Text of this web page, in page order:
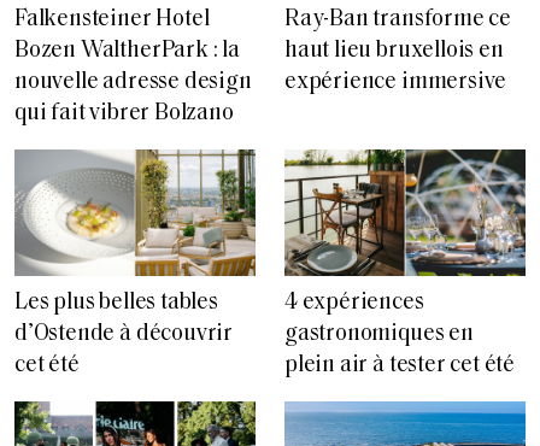
Falkensteiner Hotel
Bozen WaltherPark : la
nouvelle adresse design
qui fait vibrer Bolzano
Ray-Ban transforme ce
haut lieu bruxellois en
expérience immersive
Les plus belles tables
d’Ostende à découvrir
cet été
4 expériences
gastronomiques en
plein air à tester cet été